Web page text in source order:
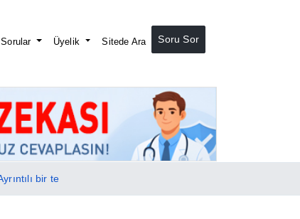
Sorular Üyelik Sitede Ara Soru Sor
bir te